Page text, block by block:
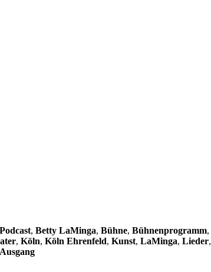
, Betty LaMinga, Bühne, Bühnenprogramm,
, Köln, Köln Ehrenfeld, Kunst, LaMinga, Lieder,